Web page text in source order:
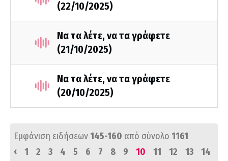
(22/10/2025)
Να τα λέτε, να τα γράφετε
(21/10/2025)
Να τα λέτε, να τα γράφετε
(20/10/2025)
Εμφάνιση ειδήσεων145-160 από σύνολο 1161
‹
1 2 3 4 5 6 7 8 9 10 11 12 13
14